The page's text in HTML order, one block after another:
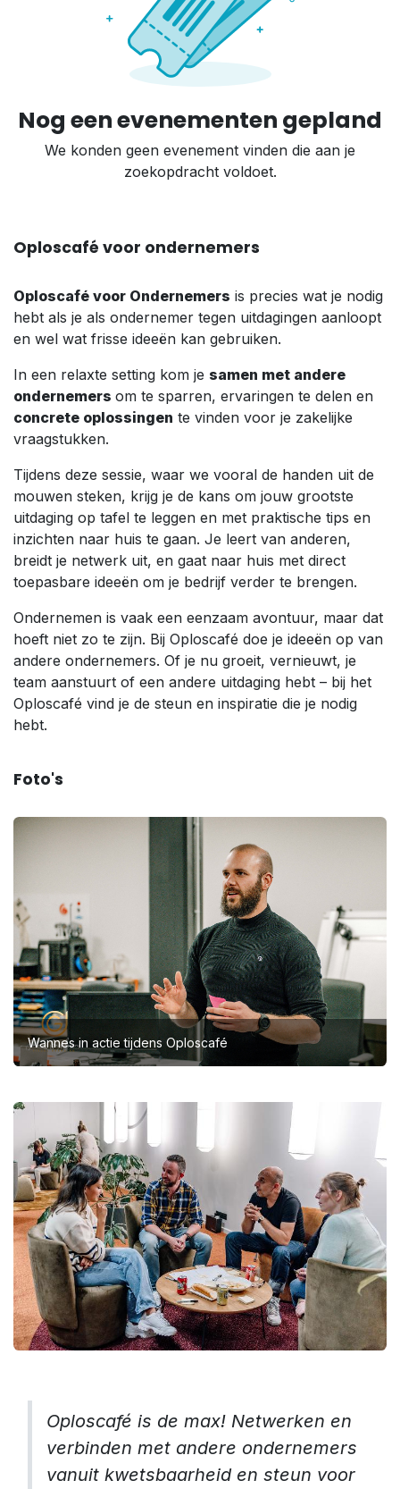
Nog een evenementen gepland
We konden geen evenement vinden die aan je
zoekopdracht voldoet.
Oploscafé voor ondernemers
Oploscafé voor Ondernemers is precies wat je nodig
hebt als je als ondernemer tegen uitdagingen aanloopt
en wel wat frisse ideeën kan gebruiken.
In een relaxte setting kom je samen met andere
ondernemers om te sparren, ervaringen te delen en
concrete oplossingen te vinden voor je zakelijke
vraagstukken.
Tijdens deze sessie, waar we vooral de handen uit de
mouwen steken, krijg je de kans om jouw grootste
uitdaging op tafel te leggen en met praktische tips en
inzichten naar huis te gaan. Je leert van anderen,
breidt je netwerk uit, en gaat naar huis met direct
toepasbare ideeën om je bedrijf verder te brengen.
Ondernemen is vaak een eenzaam avontuur, maar dat
hoeft niet zo te zijn. Bij Oploscafé doe je ideeën op van
andere ondernemers. Of je nu groeit, vernieuwt, je
team aanstuurt of een andere uitdaging hebt – bij het
Oploscafé vind je de steun en inspiratie die je nodig
hebt.
Foto's
Wannes in actie tijdens Oploscafé
Oploscafé is de max! Netwerken en
verbinden met andere ondernemers
vanuit kwetsbaarheid en steun voor